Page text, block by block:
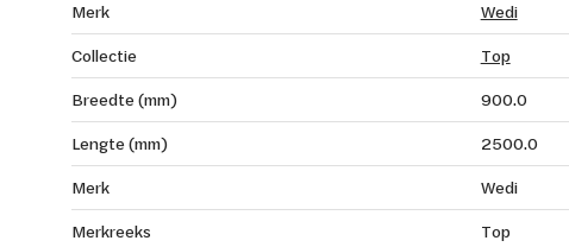
Merk
Wedi
Collectie
Top
Breedte (mm)
900.0
Lengte (mm)
2500.0
Merk
Wedi
Merkreeks
Top